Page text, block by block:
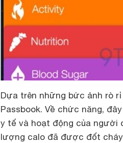
Dựa trên những bức ảnh rò
Passbook. Về chức năng,
y tế và hoạt động của người
lượng calo đã được đốt